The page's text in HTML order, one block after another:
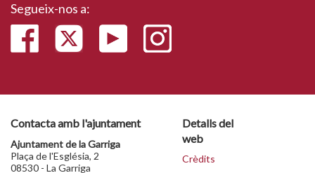
Segueix-nos a:
Contacta amb l'ajuntament
Ajuntament de la Garriga
Plaça de l'Església, 2
08530 - La Garriga
Detalls del
web
Crèdits